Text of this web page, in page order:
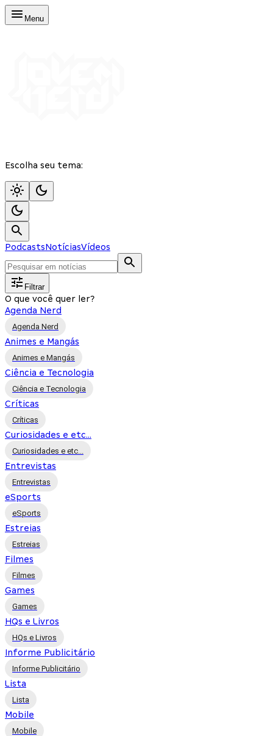
Menu
Escolha seu tema:
PodcastsNotíciasVídeos
Filtrar
O que você quer ler?
Agenda Nerd
Agenda Nerd
Animes e Mangás
Animes e Mangás
Ciência e Tecnologia
Ciência e Tecnologia
Críticas
Críticas
Curiosidades e etc...
Curiosidades e etc...
Entrevistas
Entrevistas
eSports
eSports
Estreias
Estreias
Filmes
Filmes
Games
Games
HQs e Livros
HQs e Livros
Informe Publicitário
Informe Publicitário
Lista
Lista
Mobile
Mobile